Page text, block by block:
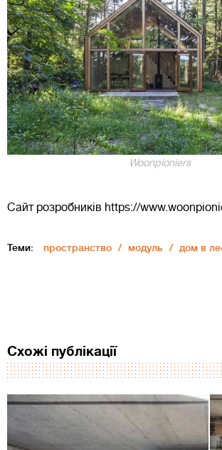
Woonpioniers
Сайт розробників https://
Теми: пространство модуль дом в
Схожі публікації